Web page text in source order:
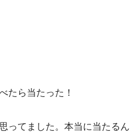
たら当たった！
ってました。本当に当たるん